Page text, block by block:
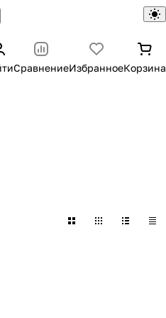
СравнениеИзбранноеКорзина